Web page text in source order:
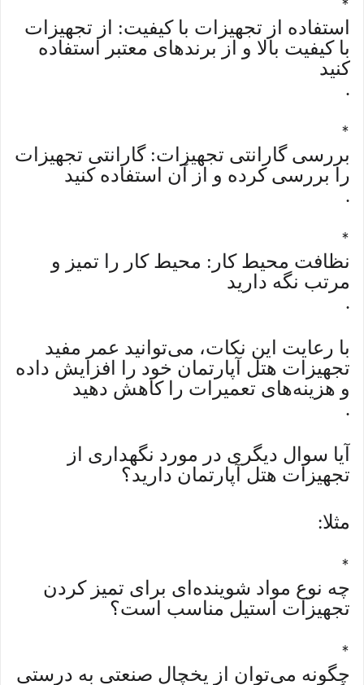
*
استفاده از تجهیزات با کیفیت: از تجهیزات
با کیفیت بالا و از برندهای معتبر استفاده
کنید
.
*
بررسی گارانتی تجهیزات: گارانتی تجهیزات
را بررسی کرده و از آن استفاده کنید
.
*
نظافت محیط کار: محیط کار را تمیز و
مرتب نگه دارید
.
با رعایت این نکات، می‌توانید عمر مفید
تجهیزات هتل آپارتمان خود را افزایش داده
و هزینه‌های تعمیرات را کاهش دهید
.
آیا سوال دیگری در مورد نگهداری از
تجهیزات هتل آپارتمان دارید؟
مثلا:
*
چه نوع مواد شوینده‌ای برای تمیز کردن
تجهیزات استیل مناسب است؟
*
چگونه می‌توان از یخچال صنعتی به درستی